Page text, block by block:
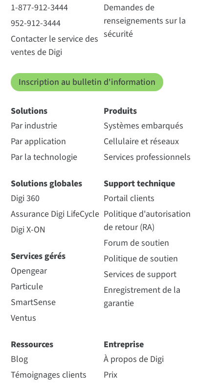
1-877-912-3444
952-912-3444
Contacter le service des
ventes de Digi
Demandes de
renseignements sur la
sécurité
Inscription au bulletin d'information
Solutions
Par industrie
Par application
Par la technologie
Solutions globales
Digi 360
Assurance Digi LifeCycle
Digi X-ON
Services gérés
Opengear
Particule
SmartSense
Ventus
Produits
Systèmes embarqués
Cellulaire et réseaux
Services professionnels
Support technique
Portail clients
Politique d'autorisation
de retour (RA)
Forum de soutien
Politique de soutien
Services de support
Enregistrement de la
garantie
Ressources
Blog
Témoignages clients
Entreprise
À propos de Digi
Prix